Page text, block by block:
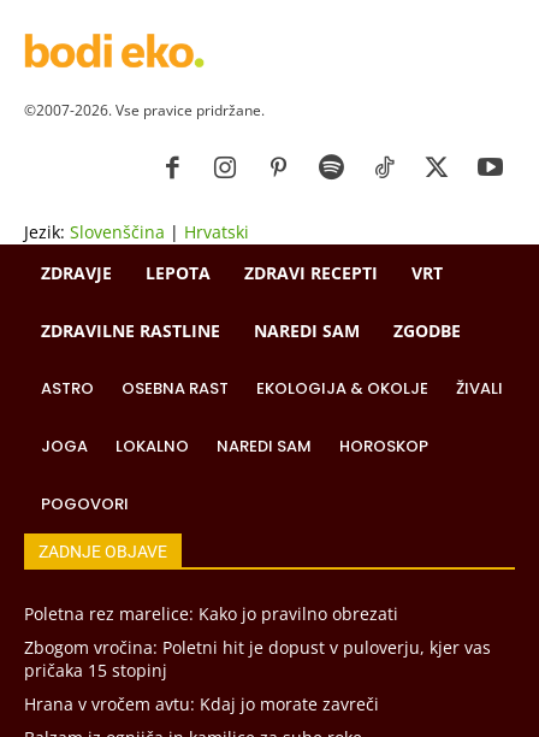
©2007-2026. Vse pravice pridržane.
Jezik: Slovenščina | Hrvatski
ZDRAVJE
LEPOTA ZDRAVI RECEPTI VRT
ZDRAVILNE RASTLINE NAREDI SAM ZGODBE
ASTRO OSEBNA RAST EKOLOGIJA & OKOLJE ŽIVALI
JOGA LOKALNO NAREDI SAM HOROSKOP
POGOVORI
ZADNJE OBJAVE
Poletna rez marelice: Kako jo pravilno obrezati
Zbogom vročina: Poletni hit je dopust v puloverju, kjer vas
pričaka 15 stopinj
Hrana v vročem avtu: Kdaj jo morate zavreči